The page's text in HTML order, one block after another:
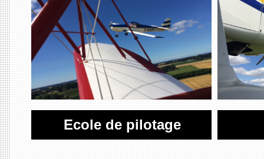
Ecole de pilotage